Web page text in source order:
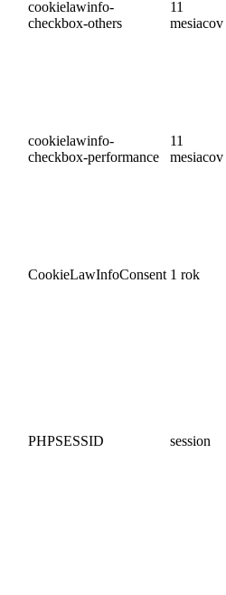
cookielawinfo-
checkbox-others
11
mesiacov
cookielawinfo-
checkbox-performance
11
mesiacov
CookieLawInfoConsent 1 rok
PHPSESSID session